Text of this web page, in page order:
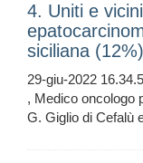
4. Uniti e
siciliana (12%)
29-giu-2022
, Medico oncologo
G. Giglio di Cefalù